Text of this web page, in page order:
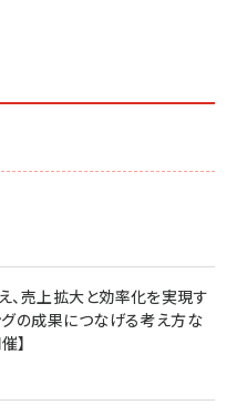
、売上拡大と効率化を実現す
グの成果につなげる考え方な
】